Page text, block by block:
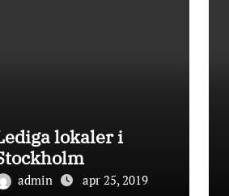
lokaler i
admin apr 25, 2019